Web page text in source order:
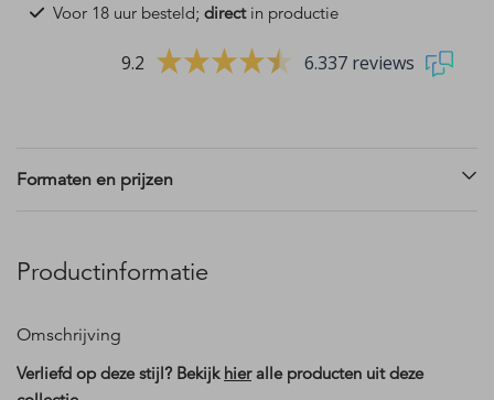
Voor 18 uur besteld; directin productie
9.2 6.337 reviews
Formaten en prijzen
Productinformatie
Omschrijving
Verliefd op deze stijl? Bekijk hieralle producten uit deze